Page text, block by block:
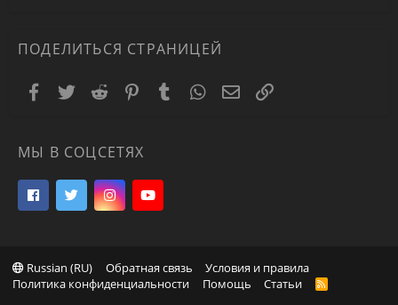
ПОДЕЛИТЬСЯ СТРАНИЦЕЙ
Facebook
TwitterReddit PinterestTumblrWhatsAppЭлектронная почта
Ссылка
МЫ В СОЦСЕТЯХ
Russian (RU) Обратная связь
Условия и правила
Политика конфиденциальности
Помощь Статьи
R